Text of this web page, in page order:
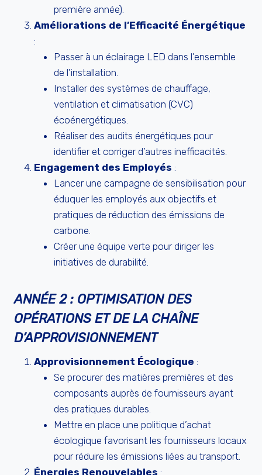
première année).
Améliorations de l’Efficacité Énergétique
:
Passer à un éclairage LED dans l’ensemble
de l’installation.
Installer des systèmes de chauffage,
ventilation et climatisation (CVC)
écoénergétiques.
Réaliser des audits énergétiques pour
identifier et corriger d’autres inefficacités.
Engagement des Employés :
Lancer une campagne de sensibilisation pour
éduquer les employés aux objectifs et
pratiques de réduction des émissions de
carbone.
Créer une équipe verte pour diriger les
initiatives de durabilité.
ANNÉE 2 : OPTIMISATION DES
OPÉRATIONS ET DE LA CHAÎNE
D’APPROVISIONNEMENT
Approvisionnement Écologique :
Se procurer des matières premières et des
composants auprès de fournisseurs ayant
des pratiques durables.
Mettre en place une politique d’achat
écologique favorisant les fournisseurs locaux
pour réduire les émissions liées au transport.
Énergies Renouvelables :